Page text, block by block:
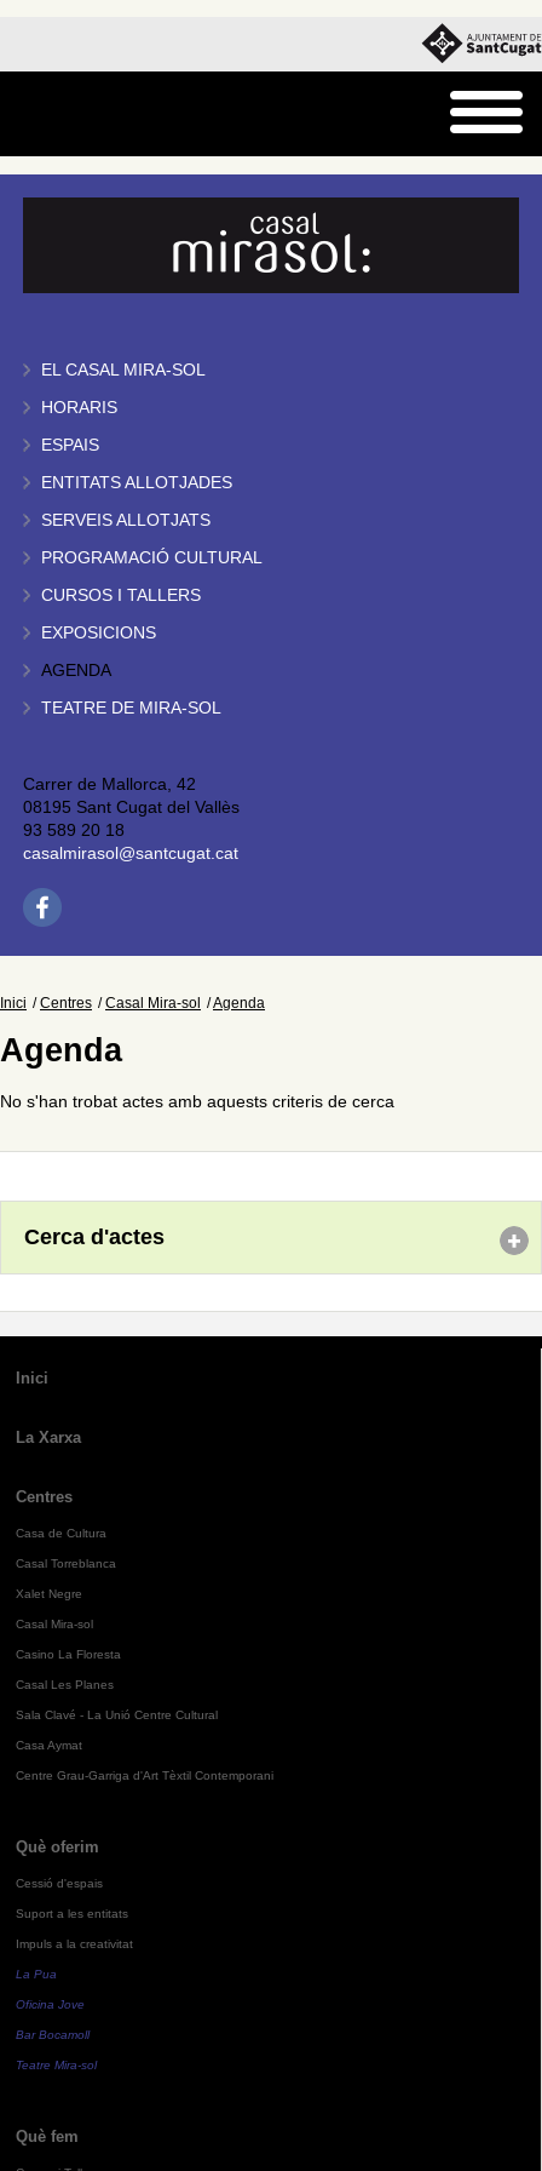
EL CASAL MIRA-SOL
HORARIS
ESPAIS
ENTITATS ALLOTJADES
SERVEIS ALLOTJATS
PROGRAMACIÓ CULTURAL
CURSOS I TALLERS
EXPOSICIONS
AGENDA
TEATRE DE MIRA-SOL
Carrer de Mallorca, 42
08195 Sant Cugat del Vallès
93 589 20 18
casalmirasol@santcugat.cat
Inici Centres Casal Mira-sol Agenda
Agenda
No s'han trobat actes amb aquests criteris de cerca
Cerca d'actes
Inici
La Xarxa
Centres
Casa de Cultura
Casal Torreblanca
Xalet Negre
Casal Mira-sol
Casino La Floresta
Casal Les Planes
Sala Clavé - La Unió Centre Cultural
Casa Aymat
Centre Grau-Garriga d'Art Tèxtil Contemporani
Què oferim
Cessió d'espais
Suport a les entitats
Impuls a la creativitat
La Pua
Oficina Jove
Bar Bocamoll
Teatre Mira-sol
Què fem